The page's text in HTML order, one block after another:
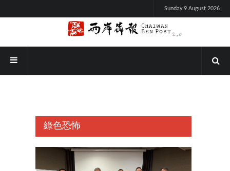
Sunday 9 August 2026
綠色恐怖